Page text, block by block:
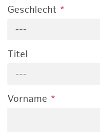
Geschlecht *
---
Titel
---
Vorname *